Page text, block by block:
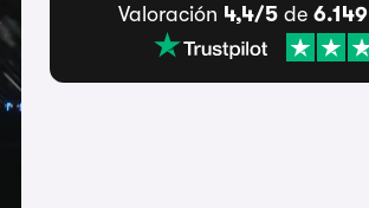
Valoración 4,4/5 de6.149